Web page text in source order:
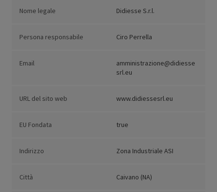
Nome legale Didiesse S.r.l.
Persona responsabile Ciro Perrella
Email
amministrazione@didiesse
srl.eu
URL del sito web www.didiessesrl.eu
EU Fondata true
Indirizzo Zona Industriale ASI
Città Caivano (NA)